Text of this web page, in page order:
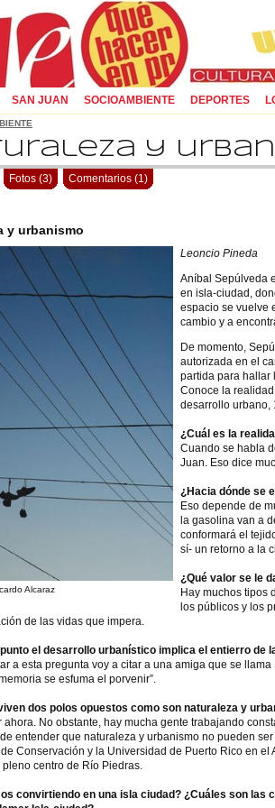
SAN JUAN SOCIOAMBIENTE DEPORTES
y
Fotos (3) Comentarios (1)
y urbanismo
Alcaraz
Leoncio Pineda
Aníbal Sepúlveda
en isla-ciudad,
espacio se vuelve
cambio y a
De momento,
autorizada en el
partida para hallar
Conoce la
desarrollo urbano,
¿Cuál es la
Cuando se habla
Juan. Eso dice
¿Hacia dónde se
Eso depende de
la gasolina van a
conformará el
sí- un retorno a la
¿Qué valor se le
Hay muchos tipos
los públicos y los
de las vidas que impera.
el desarrollo urbanístico implica el entierro de
a esta pregunta voy a citar a una amiga que se
se esfuma el porvenir”.
dos polos opuestos como son naturaleza y
ahora. No obstante, hay mucha gente trabajando
entender que naturaleza y urbanismo no pueden
Conservación y la Universidad de Puerto Rico en
centro de Río Piedras.
convirtiendo en una isla ciudad? ¿Cuáles son